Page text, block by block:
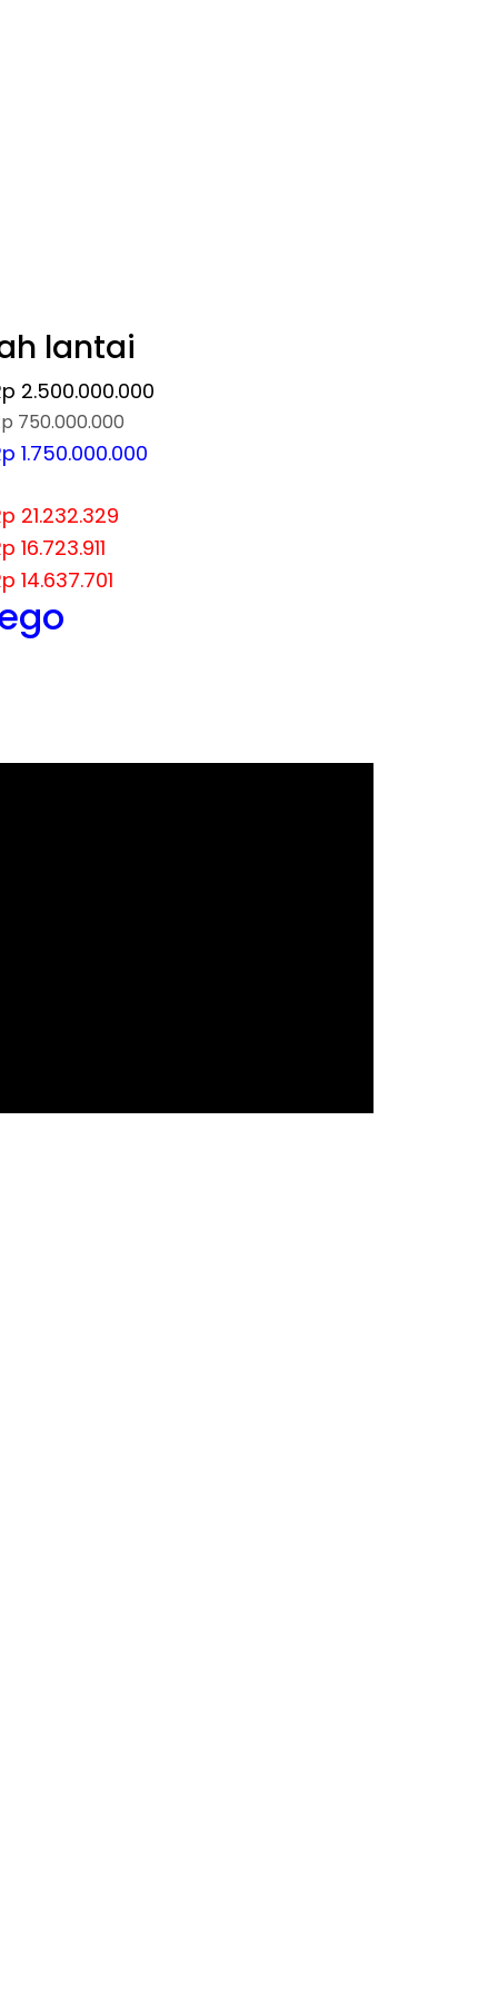
lantai
2.500.000.000
750.000.000
1.750.000.000
21.232.329
16.723.911
14.637.701